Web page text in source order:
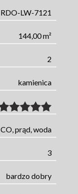
RDO-LW-7121
144,00 m²
2
kamienica
CO, prąd, woda
3
bardzo dobry